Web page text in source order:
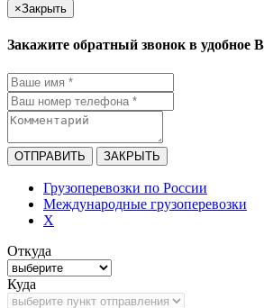
×Закрыть
Закажите обратный звонок в удобное
ОТПРАВИТЬ ЗАКРЫТЬ
Грузоперевозки по России
Международные грузоперевозки
X
Откуда
Куда